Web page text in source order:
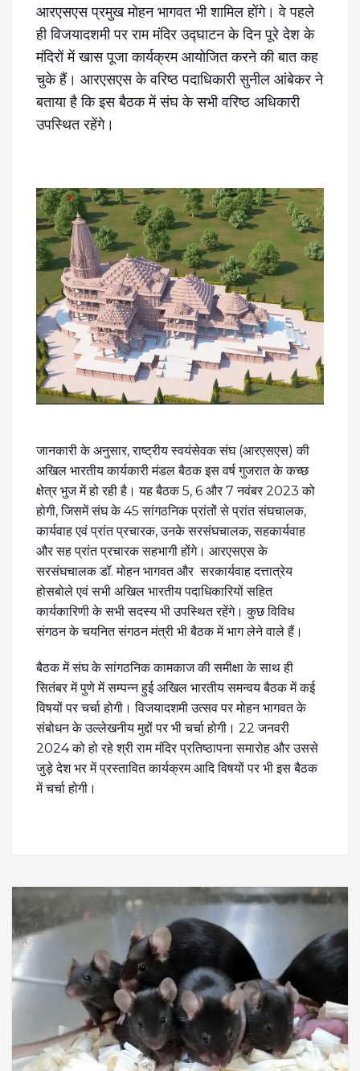
आरएसएस प्रमुख मोहन भागवत भी शामिल होंगे। वे पहले
ही विजयादशमी पर राम मंदिर उद्घाटन के दिन पूरे देश के
मंदिरों में खास पूजा कार्यक्रम आयोजित करने की बात कह
चुके हैं। आरएसएस के वरिष्ठ पदाधिकारी सुनील आंबेकर ने
बताया है कि इस बैठक में संघ के सभी वरिष्ठ अधिकारी
उपस्थित रहेंगे।
जानकारी के अनुसार, राष्ट्रीय स्वयंसेवक संघ (आरएसएस) की
अखिल भारतीय कार्यकारी मंडल बैठक इस वर्ष गुजरात के कच्छ
क्षेत्र भुज में हो रही है। यह बैठक 5, 6 और 7 नवंबर 2023 को
होगी, जिसमें संघ के 45 सांगठनिक प्रांतों से प्रांत संघचालक,
कार्यवाह एवं प्रांत प्रचारक, उनके सरसंघचालक, सहकार्यवाह
और सह प्रांत प्रचारक सहभागी होंगे। आरएसएस के
सरसंघचालक डॉ. मोहन भागवत और सरकार्यवाह दत्तात्रेय
होसबोले एवं सभी अखिल भारतीय पदाधिकारियों सहित
कार्यकारिणी के सभी सदस्य भी उपस्थित रहेंगे। कुछ विविध
संगठन के चयनित संगठन मंत्री भी बैठक में भाग लेने वाले हैं।
बैठक में संघ के सांगठनिक कामकाज की समीक्षा के साथ ही
सितंबर में पुणे में सम्पन्न हुई अखिल भारतीय समन्वय बैठक में कई
विषयों पर चर्चा होगी। विजयादशमी उत्सव पर मोहन भागवत के
संबोधन के उल्लेखनीय मुद्दों पर भी चर्चा होगी। 22 जनवरी
2024 को हो रहे श्री राम मंदिर प्रतिष्ठापना समारोह और उससे
जुड़े देश भर में प्रस्तावित कार्यक्रम आदि विषयों पर भी इस बैठक
में चर्चा होगी।